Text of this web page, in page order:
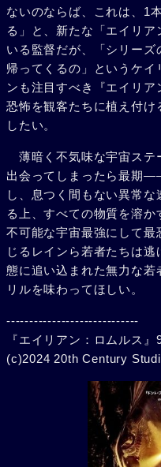
ないのならば、これは、1
る」と、新たな「エイリ
いる監督だが、「シリー
帰ってくるの」というケ
ンも注目すべき『エイリア
恐怖を観客たちに植え付
したい。
薄暗く不気味な宇宙ステ
出会ってしまったら最期
し、息つく間もない異常な
る上、すべての物質を溶
不可能な宇宙最強にして
じるレインら若者たちは
態に追い込まれた無力な若
リルを味わってほしい。
-----------------------------
『エイリアン：ロムルス
(c)2024 20th Century